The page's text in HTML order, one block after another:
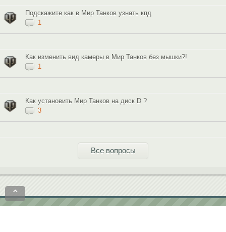
Подскажите как в Мир Танков узнать кпд
1
Как изменить вид камеры в Мир Танков без мышки?!
1
Как установить Мир Танков на диск D ?
3
Все вопросы
⌃